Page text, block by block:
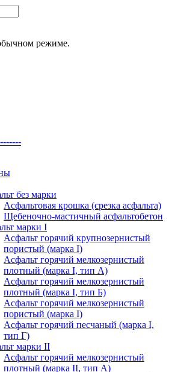
режиме.
без марки
Асфальтовая крошка (срезка асфальта)
Щебеночно-мастичный асфальтобетон
марки I
Асфальт горячий крупнозернистый
пористый (марка I)
Асфальт горячий мелкозернистый
плотный (марка I, тип А)
Асфальт горячий мелкозернистый
плотный (марка I, тип Б)
Асфальт горячий мелкозернистый
пористый (марка I)
Асфальт горячий песчаный (марка I,
тип Г)
марки II
Асфальт горячий мелкозернистый
плотный (марка II, тип А)